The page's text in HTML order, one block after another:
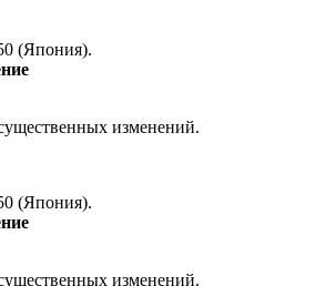
(Япония).
изменений.
(Япония).
изменений.